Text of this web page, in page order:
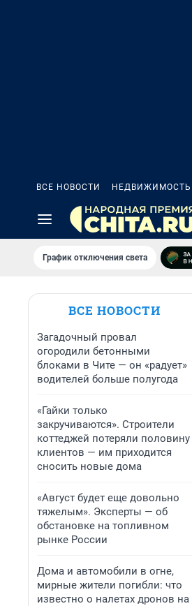
ВСЕ НОВОСТИ НЕДВИЖИМОСТЬ
График отключения света
ВСЕ НОВОСТИ
Загадочный провал
огородили бетонными
блоками в Чите — он «радует»
водителей больше полугода
«Гайки только
закручиваются». Строители
коттеджей потеряли половину
клиентов — им приходится
сносить новые дома
«Август будет еще довольно
тяжелым». Эксперты — об
обстановке на топливном
рынке России
Дома и автомобили в огне,
мирные жители погибли: что
известно о налетах дронов на